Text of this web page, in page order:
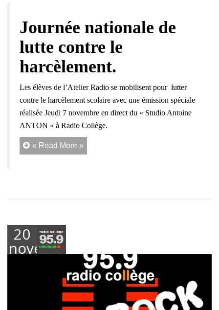
Journée nationale de
lutte contre le
harcèlement.
Les élèves de l’Atelier Radio se mobilisent pour lutter
contre le harcèlement scolaire avec une émission spéciale
réalisée Jeudi 7 novembre en direct du « Studio Antoine
ANTON » à Radio Collège.
« Read More »
20
novembre